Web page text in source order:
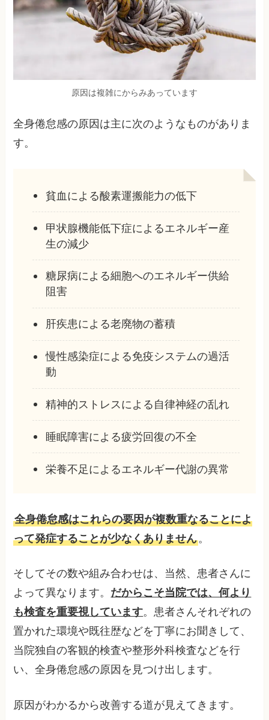
原因は複雑にからみあっています
全身倦怠感の原因は主に次のようなものがありま
す。
貧血による酸素運搬能力の低下
甲状腺機能低下症によるエネルギー産
生の減少
糖尿病による細胞へのエネルギー供給
阻害
肝疾患による老廃物の蓄積
慢性感染症による免疫システムの過活
動
精神的ストレスによる自律神経の乱れ
睡眠障害による疲労回復の不全
栄養不足によるエネルギー代謝の異常
全身倦怠感はこれらの要因が複数重なることによ
って発症することが少なくありません。
そしてその数や組み合わせは、当然、患者さんに
よって異なります。 だからこそ当院では、何より
も検査を重要視しています。患者さんそれぞれの
置かれた環境や既往歴などを丁寧にお聞きして、
当院独自の客観的検査や整形外科検査などを行
い、全身倦怠感の原因を見つけ出します。
原因がわかるから改善する道が見えてきます。